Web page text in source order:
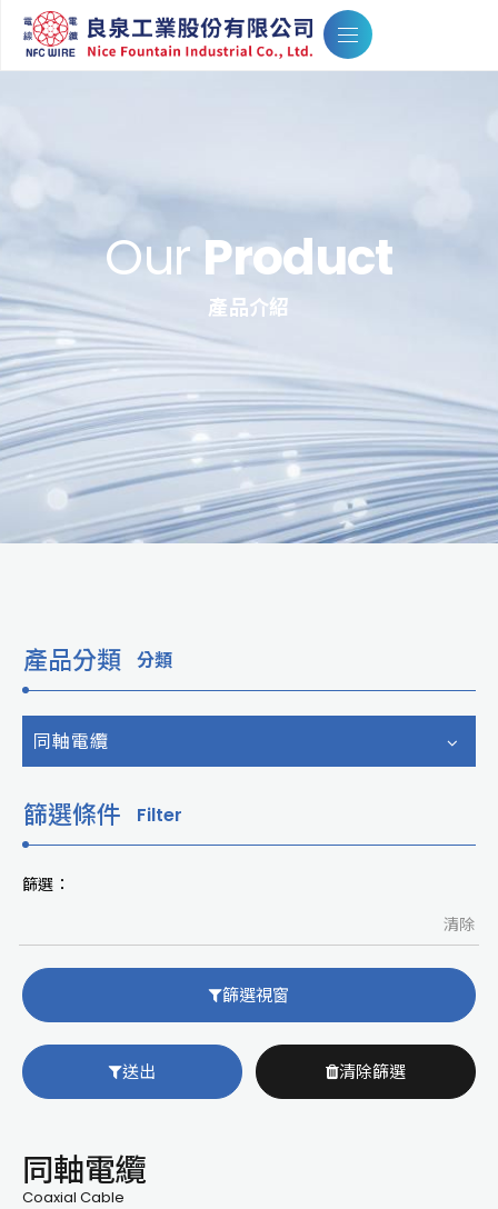
Our Product
產品介紹
產品分類 分類
同軸電纜
篩選條件 Filter
篩選：
清除
篩選視窗
送出 清除篩選
同軸電纜
Coaxial Cable